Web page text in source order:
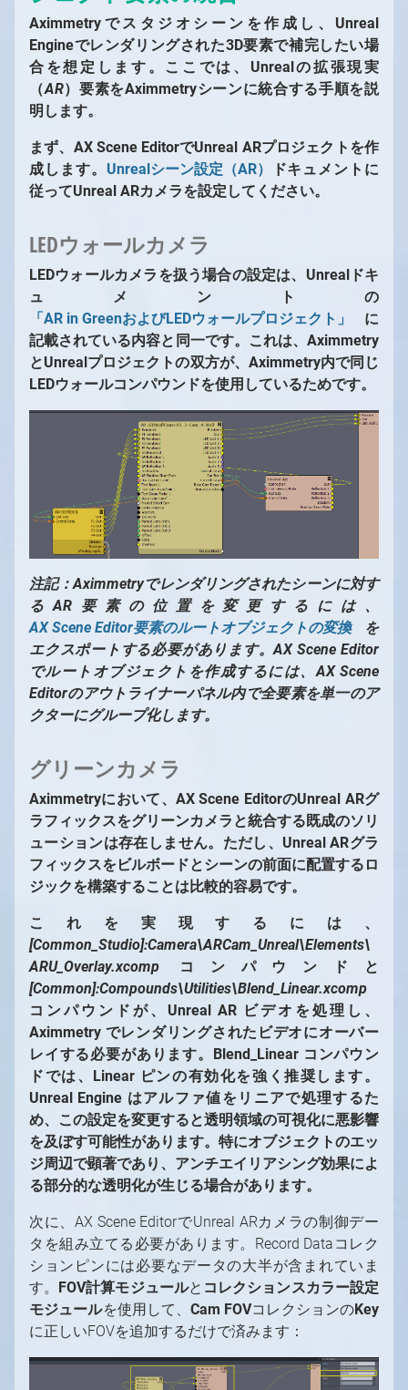
Aximmetryでスタジオシーンを作成し、Unreal
Engineでレンダリングされた3D要素で補完したい場
合を想定します。ここでは、Unrealの拡張現実
（AR）要素をAximmetryシーンに統合する手順を説
明します。
まず、AX Scene EditorでUnreal ARプロジェクトを作
成します。 Unrealシーン設定（AR）
ドキュメントに
従ってUnreal ARカメラを設定してください。
LEDウォールカメラ
LEDウォールカメラを扱う場合の設定は、Unrealドキ
ュメントの
「AR in GreenおよびLEDウォールプロジェクト」
に
記載されている内容と同一です。これは、Aximmetry
とUnrealプロジェクトの双方が、Aximmetry内で同じ
LEDウォールコンパウンドを使用しているためです。
注記：Aximmetryでレンダリングされたシーンに対す
るAR要素の位置を変更するには、
AX Scene Editor要素のルートオブジェクトの変換を
エクスポートする必要があります。AX Scene Editor
でルートオブジェクトを作成するには、AX Scene
Editorのアウトライナーパネル内で全要素を単一のア
クターにグループ化します。
グリーンカメラ
Aximmetryにおいて、AX Scene EditorのUnreal ARグ
ラフィックスをグリーンカメラと統合する既成のソリ
ューションは存在しません。ただし、Unreal ARグラ
フィックスをビルボードとシーンの前面に配置するロ
ジックを構築することは比較的容易です。
これを実現するには、
[Common_Studio]:Camera\ARCam_Unreal\Elements\
ARU_Overlay.xcomp コンパウンドと
[Common]:Compounds\Utilities\Blend_Linear.xcomp
コンパウンドが、Unreal AR ビデオを処理し、
Aximmetry でレンダリングされたビデオにオーバー
レイする必要があります。Blend_Linear コンパウン
ドでは、Linear ピンの有効化を強く推奨します。
Unreal Engine はアルファ値をリニアで処理するた
め、この設定を変更すると透明領域の可視化に悪影響
を及ぼす可能性があります。特にオブジェクトのエッ
ジ周辺で顕著であり、アンチエイリアシング効果によ
る部分的な透明化が生じる場合があります。
次に、AX Scene EditorでUnreal ARカメラの制御デー
タを組み立てる必要があります。Record Dataコレク
ションピンには必要なデータの大半が含まれていま
す。 FOV計算モジュールと コレクションスカラー設定
モジュールを使用して、Cam FOVコレクションのKey
に正しいFOVを追加するだけで済みます：